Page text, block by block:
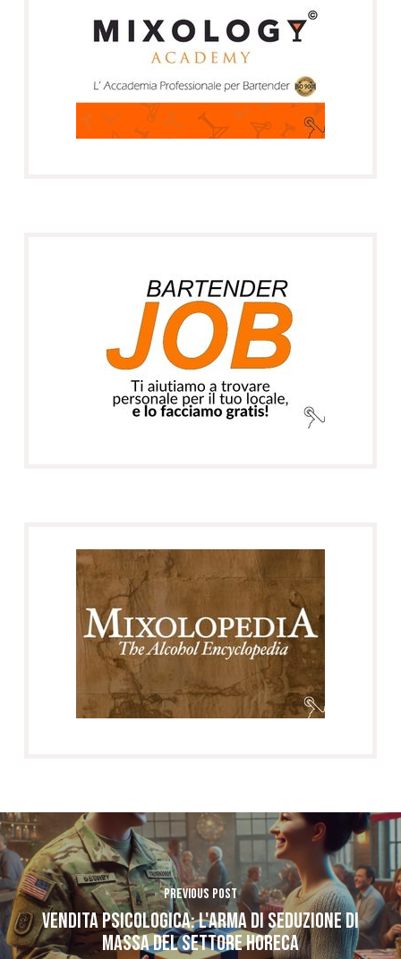
Previous Post
Vendita psicologica: l'arma di seduzione DI
MASSA del settore horeca